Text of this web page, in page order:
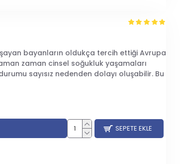
bayanların oldukça tercih ettiği Avrupa
zaman cinsel soğukluk yaşamaları
sayısız nedenden dolayı oluşabilir. Bu
SEPETE EKLE